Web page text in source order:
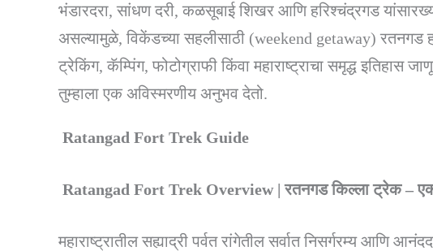
भंडारदरा, सांधण दरी, कळसूबाई शिखर आणि हरिश्चंद्रगड
असल्यामुळे, विकेंडच्या सहलीसाठी (weekend getaway) रतनगड
ट्रेकिंग, कॅम्पिंग, फोटोग्राफी किंवा महाराष्ट्राचा समृद्ध इतिहास
तुम्हाला एक अविस्मरणीय अनुभव देतो.
Ratangad Fort Trek Guide
Ratangad Fort Trek Overview | रतनगड किल्ला ट्रेक –
महाराष्ट्रातील सह्याद्री पर्वत रांगेतील सर्वात निसर्गरम्य आणि